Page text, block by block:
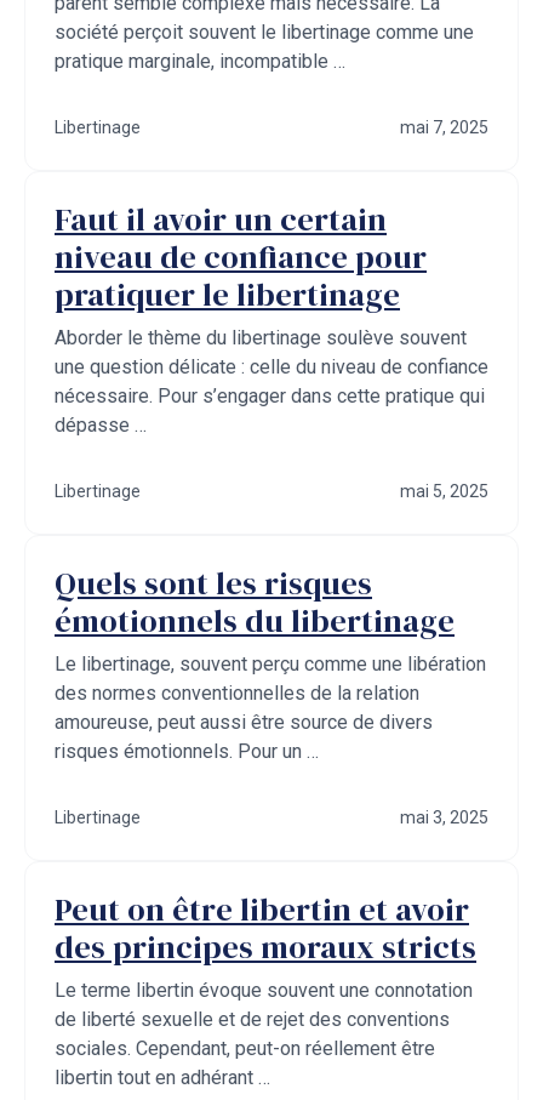
société perçoit souvent le libertinage comme une
pratique marginale, incompatible …
Libertinage mai 7, 2025
Faut il avoir un certain
niveau de confiance pour
pratiquer le libertinage
Aborder le thème du libertinage soulève souvent
une question délicate : celle du niveau de confiance
nécessaire. Pour s’engager dans cette pratique qui
dépasse …
Libertinage mai 5, 2025
Quels sont les risques
émotionnels du libertinage
Le libertinage, souvent perçu comme une libération
des normes conventionnelles de la relation
amoureuse, peut aussi être source de divers
risques émotionnels. Pour un …
Libertinage mai 3, 2025
Peut on être libertin et avoir
des principes moraux stricts
Le terme libertin évoque souvent une connotation
de liberté sexuelle et de rejet des conventions
sociales. Cependant, peut-on réellement être
libertin tout en adhérant …